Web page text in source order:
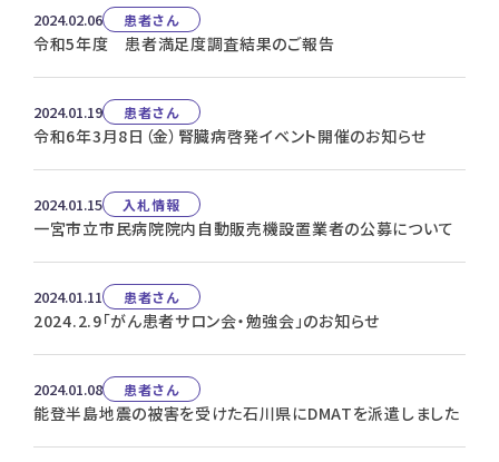
2024.02.06 患者さん
令和5年度 患者満足度調査結果のご報告
2024.01.19 患者さん
令和6年3月8日（金）腎臓病啓発イベント開催のお知らせ
2024.01.15 入札情報
一宮市立市民病院院内自動販売機設置業者の公募について
2024.01.11 患者さん
2024.2.9「がん患者サロン会・勉強会」のお知らせ
2024.01.08 患者さん
能登半島地震の被害を受けた石川県にDMATを派遣しました